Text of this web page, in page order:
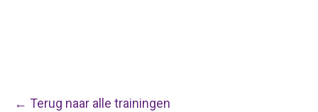
← Terug naar alle trainingen